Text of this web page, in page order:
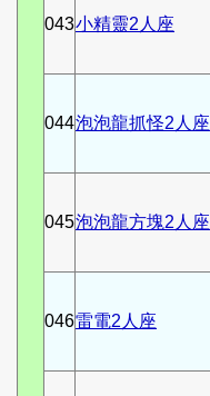
043小精靈2人座
044泡泡龍抓怪2人座
045泡泡龍方塊2人座
046雷電2人座